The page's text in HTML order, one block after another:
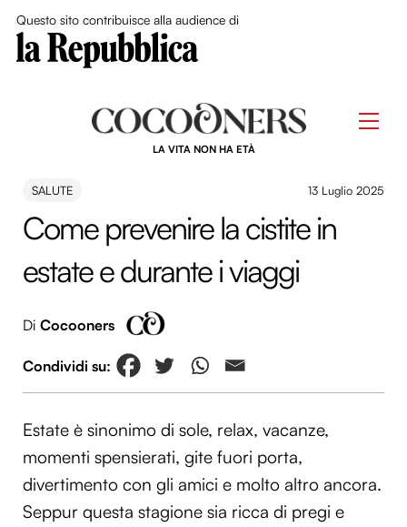
Questo sito contribuisce alla audience di
LA VITA NON HA ETÀ
SALUTE 13 Luglio 2025
Come prevenire la cistite in
estate e durante i viaggi
Di Cocooners
Estate è sinonimo di sole, relax, vacanze,
momenti spensierati, gite fuori porta,
divertimento con gli amici e molto altro ancora.
Seppur questa stagione sia ricca di pregi e